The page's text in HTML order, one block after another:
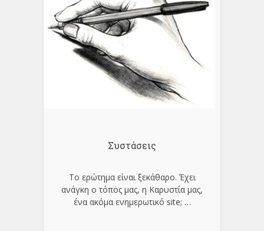
Συστάσεις
Το ερώτημα είναι ξεκάθαρο. Έχει
ανάγκη ο τόπος μας, η Καρυστία μας,
ένα ακόμα ενημερωτικό site; …